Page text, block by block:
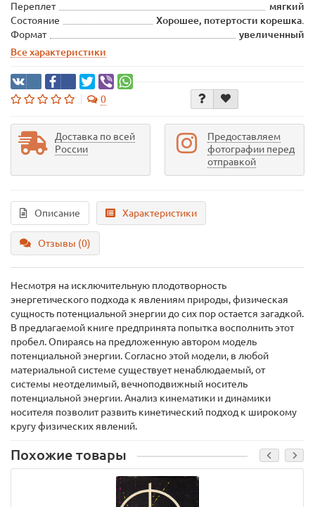
Переплет
мягкий
Состояние
Хорошее, потертости корешка.
Формат
увеличенный
Все характеристики
0
Доставка по всей
России
Предоставляем
фотографии перед
отправкой
Описание Характеристики
Отзывы (0)
Несмотря на исключительную плодотворность
энергетического подхода к явлениям природы, физическая
сущность потенциальной энергии до сих пор остается загадкой.
В предлагаемой книге предпринята попытка восполнить этот
пробел. Опираясь на предложенную автором модель
потенциальной энергии. Согласно этой модели, в любой
материальной системе существует ненаблюдаемый, от
системы неотделимый, вечноподвижный носитель
потенциальной энергии. Анализ кинематики и динамики
носителя позволит развить кинетический подход к широкому
кругу физических явлений.
Похожие товары